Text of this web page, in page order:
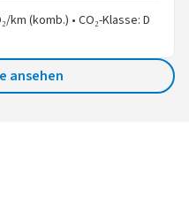
km (komb.) • CO₂-Klasse: D
ansehen